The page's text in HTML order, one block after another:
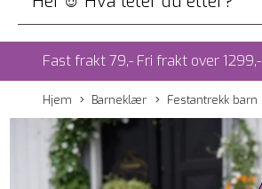
Fast frakt 79,- Fri frakt over 1299,-
Hjem Barneklær Festantrekk barn